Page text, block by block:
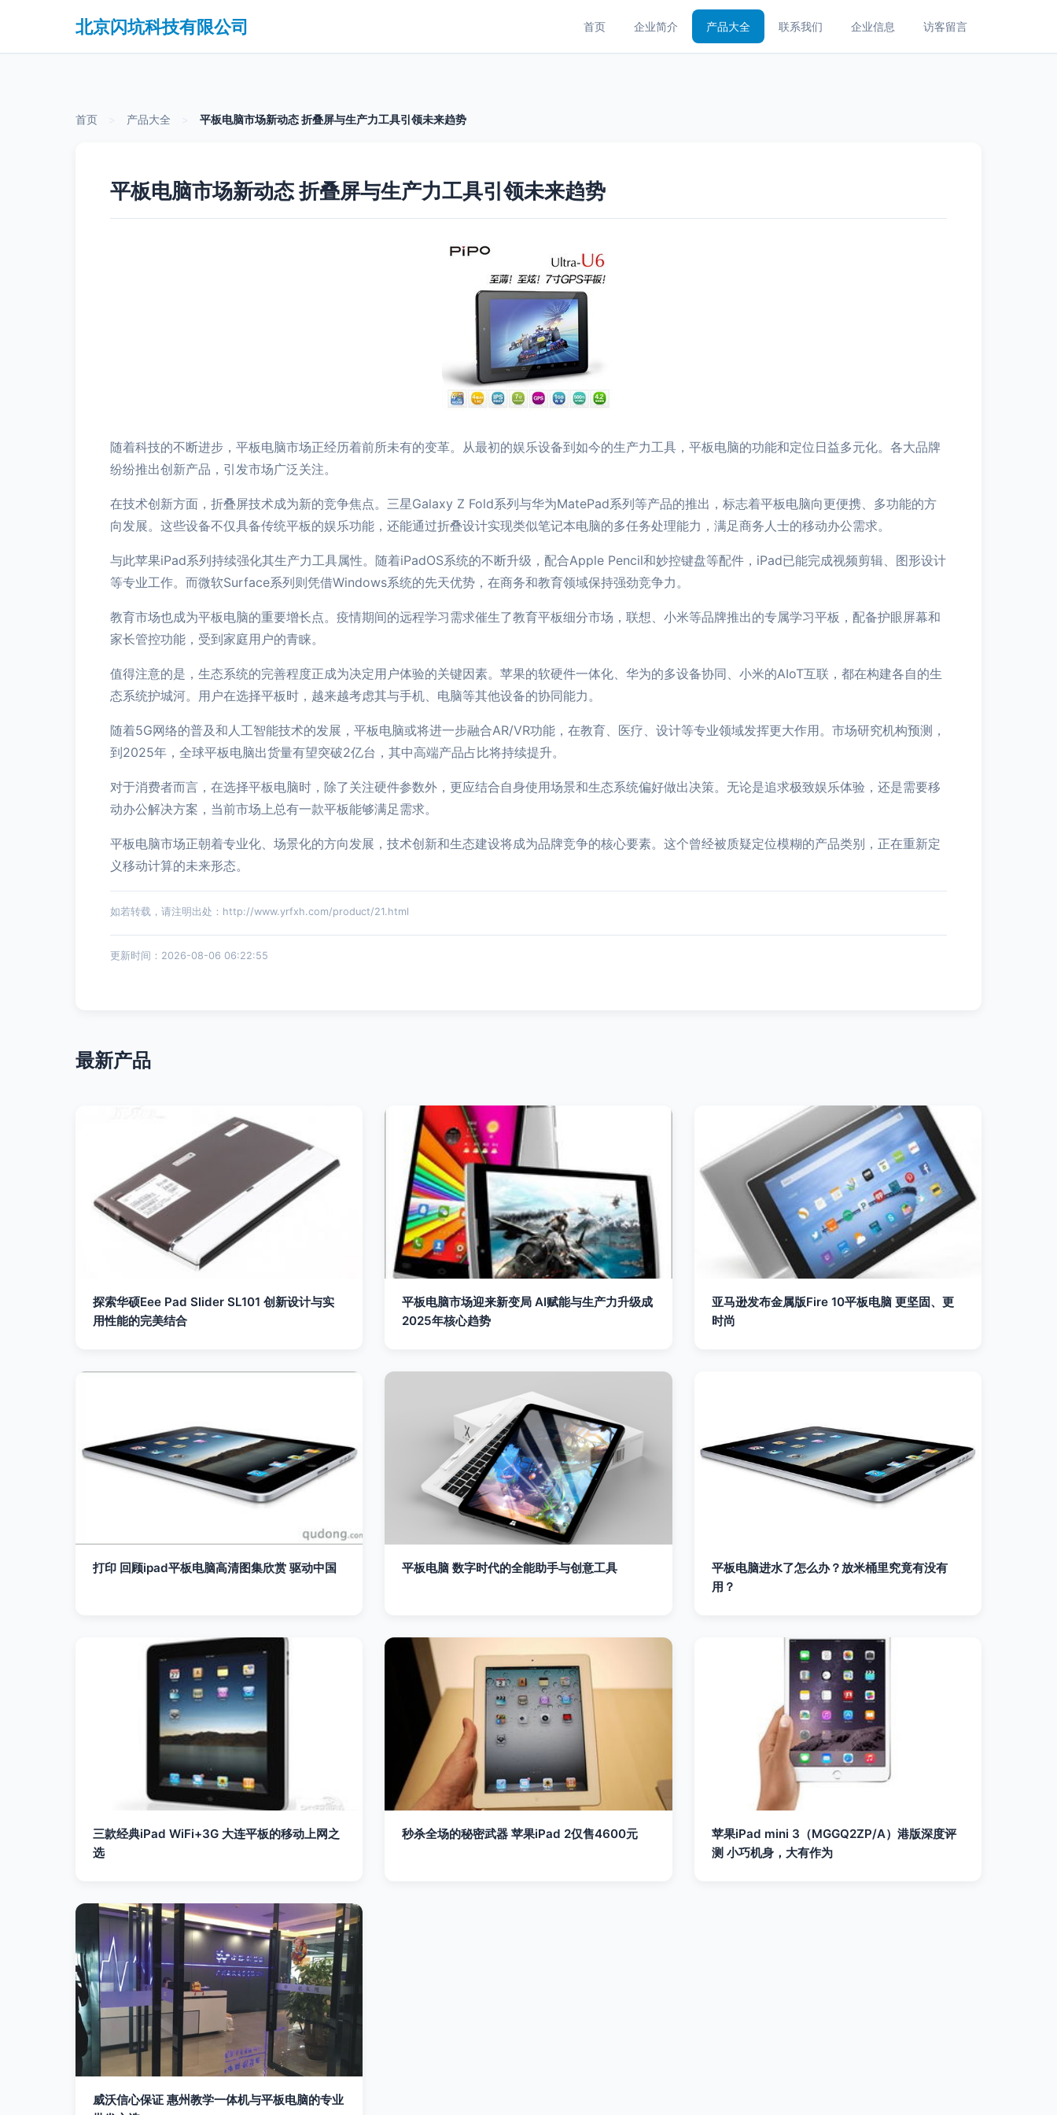
北京闪坑科技有限公司 首页 企业简介 产品大全 联系我们 企业信息 访客留言
首页 产品大全 平板电脑市场新动态 折叠屏与生产力工具引领未来趋势
平板电脑市场新动态 折叠屏与生产力工具引领未来趋势
随着科技的不断进步，平板电脑市场正经历着前所未有的变革。从最初的娱乐设备到如今的生产力工具，平板电脑的功能和定位日益多元化。各大品牌
纷纷推出创新产品，引发市场广泛关注。
在技术创新方面，折叠屏技术成为新的竞争焦点。三星Galaxy Z Fold系列与华为MatePad系列等产品的推出，标志着平板电脑向更便携、多功能的方
向发展。这些设备不仅具备传统平板的娱乐功能，还能通过折叠设计实现类似笔记本电脑的多任务处理能力，满足商务人士的移动办公需求。
与此苹果iPad系列持续强化其生产力工具属性。随着iPadOS系统的不断升级，配合Apple Pencil和妙控键盘等配件，iPad已能完成视频剪辑、图形设计
等专业工作。而微软Surface系列则凭借Windows系统的先天优势，在商务和教育领域保持强劲竞争力。
教育市场也成为平板电脑的重要增长点。疫情期间的远程学习需求催生了教育平板细分市场，联想、小米等品牌推出的专属学习平板，配备护眼屏幕和
家长管控功能，受到家庭用户的青睐。
值得注意的是，生态系统的完善程度正成为决定用户体验的关键因素。苹果的软硬件一体化、华为的多设备协同、小米的AIoT互联，都在构建各自的生
态系统护城河。用户在选择平板时，越来越考虑其与手机、电脑等其他设备的协同能力。
随着5G网络的普及和人工智能技术的发展，平板电脑或将进一步融合AR/VR功能，在教育、医疗、设计等专业领域发挥更大作用。市场研究机构预测，
到2025年，全球平板电脑出货量有望突破2亿台，其中高端产品占比将持续提升。
对于消费者而言，在选择平板电脑时，除了关注硬件参数外，更应结合自身使用场景和生态系统偏好做出决策。无论是追求极致娱乐体验，还是需要移
动办公解决方案，当前市场上总有一款平板能够满足需求。
平板电脑市场正朝着专业化、场景化的方向发展，技术创新和生态建设将成为品牌竞争的核心要素。这个曾经被质疑定位模糊的产品类别，正在重新定
义移动计算的未来形态。
如若转载，请注明出处：http://www.yrfxh.com/product/21.html
更新时间：2026-08-06 06:22:55
最新产品
探索华硕Eee Pad Slider SL101 创新设计与实
用性能的完美结合
平板电脑市场迎来新变局 AI赋能与生产力升级成
2025年核心趋势
亚马逊发布金属版Fire 10平板电脑 更坚固、更
时尚
打印 回顾ipad平板电脑高清图集欣赏 驱动中国 平板电脑 数字时代的全能助手与创意工具
平板电脑进水了怎么办？放米桶里究竟有没有
用？
三款经典iPad WiFi+3G 大连平板的移动上网之
选
秒杀全场的秘密武器 苹果iPad 2仅售4600元
苹果iPad mini 3（MGGQ2ZP/A）港版深度评
测 小巧机身，大有作为
威沃信心保证 惠州教学一体机与平板电脑的专业